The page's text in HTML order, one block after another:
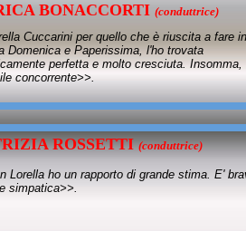
BONACCORTI (conduttrice)
Cuccarini per quello che è riuscita a fare in
Domenica e Paperissima, l'ho trovata
perfetta e molto cresciuta. Insomma,
concorrente>>.
ROSSETTI(conduttrice)
Lorella ho un rapporto di grande stima. E'
simpatica>>.